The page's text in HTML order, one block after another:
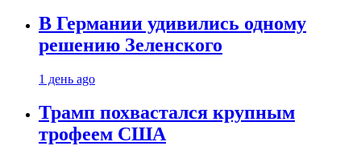
В Германии удивились одному
решению Зеленского
1 день ago
Трамп похвастался крупным
трофеем США